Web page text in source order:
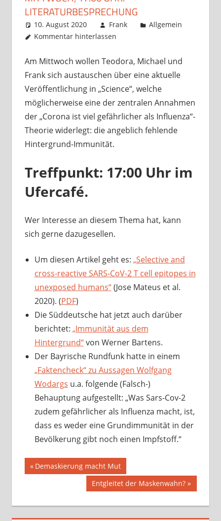
LITERATURBESPRECHUNG
10. August 2020 Frank
Allgemein
Kommentar hinterlassen
Am Mittwoch wollen Teodora, Michael und
Frank sich austauschen über eine aktuelle
Veröffentlichung in „Science“, welche
möglicherweise eine der zentralen Annahmen
der „Corona ist viel gefährlicher als Influenza“-
Theorie widerlegt: die angeblich fehlende
Hintergrund-Immunität.
Treffpunkt: 17:00 Uhr im
Ufercafé.
Wer Interesse an diesem Thema hat, kann
sich gerne dazugesellen.
Um diesen Artikel geht es: „Selective and
cross-reactive SARS-CoV-2 T cell epitopes in
unexposed humans“(Jose Mateus et al.
2020). (PDF)
Die Süddeutsche hat jetzt auch darüber
berichtet: „Immunität aus dem
Hintergrund“von Werner Bartens.
Der Bayrische Rundfunk hatte in einem
„Faktencheck“ zu Aussagen Wolfgang
Wodargs u.a. folgende (Falsch-)
Behauptung aufgestellt: „Was Sars-Cov-2
zudem gefährlicher als Influenza macht, ist,
dass es weder eine Grundimmunität in der
Bevölkerung gibt noch einen Impfstoff.“
Beitragsnavigation
Vorheriger
Beitrag:
Demaskierung macht Mut
Nächster
Beitrag:
Entgleitet der Maskenwahn?